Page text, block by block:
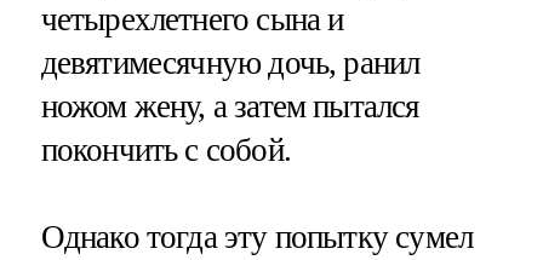
четырехлетнего сына и
девятимесячную дочь, ранил
ножом жену, а затем пытался
покончить с собой.
Однако тогда эту попытку сумел